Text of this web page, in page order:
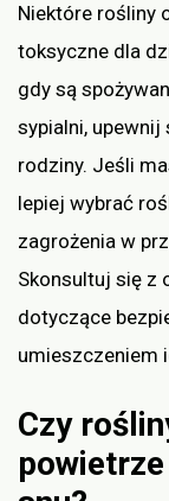
Niektóre rośliny
toksyczne dla
gdy są
sypialni, upewnij
rodziny. Jeśli
lepiej wybrać
zagrożenia w
Skonsultuj się z
dotyczące
umieszczeniem
Czy